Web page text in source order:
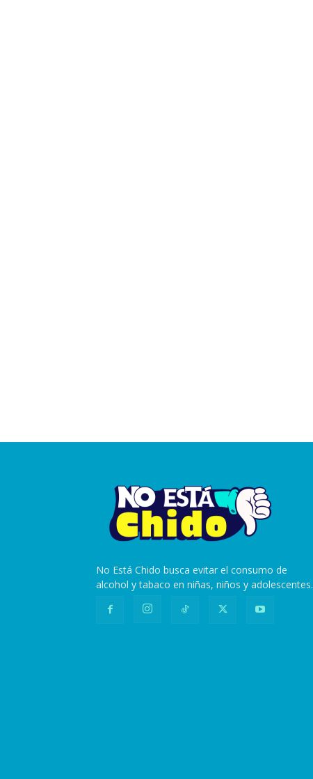
No Está Chido busca evitar el consumo de
alcohol y tabaco en niñas, niños y adolescentes.